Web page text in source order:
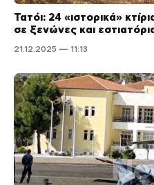
Τατόι: 24 «ιστορικά»
σε ξενώνες και
21.12.2025 — 11:13